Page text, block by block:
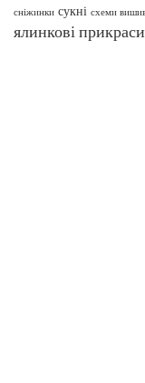
сніжинки сукні схеми
ялинкові прикраси